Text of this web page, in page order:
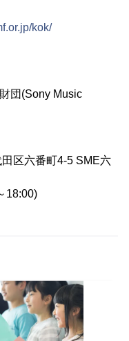
kok/
団(Sony Music
区六番町4-5 SME六
18:00)